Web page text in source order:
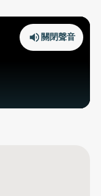
關閉聲音